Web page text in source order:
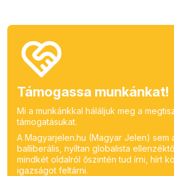
Támogassa munkánkat!
Mi a munkánkkal háláljuk meg a
támogatásukat.
A Magyarjelen.hu (Magyar Jelen) sem
balliberális, nyíltan globalista
mindkét oldalról őszintén tud írni, hírt
igazságot feltárni.